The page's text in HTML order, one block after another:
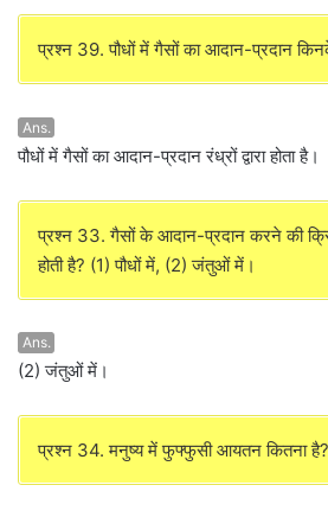
प्रश्न 39. पौधों में गैसों का आदान-प्रदान किनके
Ans.
पौधों में गैसों का आदान-प्रदान रंध्रों द्वारा होता है।
प्रश्न 33. गैसों के आदान-प्रदान करने की
होती है? (1) पौधों में, (2) जंतुओं में।
Ans.
(2) जंतुओं में।
प्रश्न 34. मनुष्य में फुफ्फुसी आयतन कितना है?